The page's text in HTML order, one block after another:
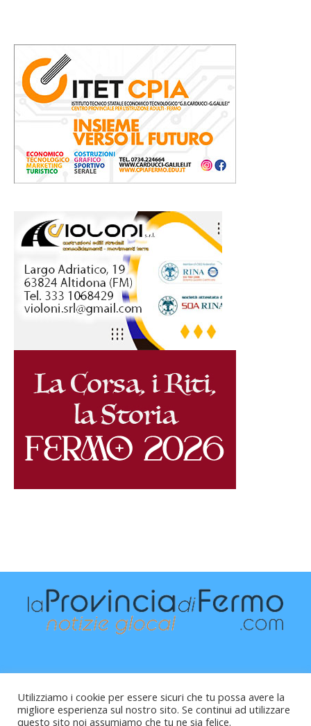
Utilizziamo i cookie per essere sicuri che tu possa avere la
migliore esperienza sul nostro sito. Se continui ad utilizzare
questo sito noi assumiamo che tu ne sia felice.